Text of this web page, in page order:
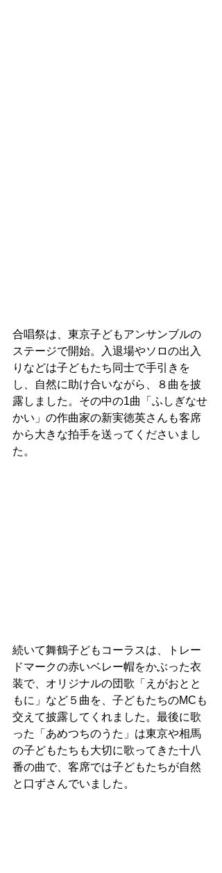
合唱祭は、東京子どもアンサンブルの
ステージで開始。入退場やソロの出入
りなどは子どもたち同士で手引きを
し、自然に助け合いながら、８曲を披
露しました。その中の1曲「ふしぎなせ
かい」の作曲家の新実徳英さんも客席
から大きな拍手を送ってくださいまし
た。
続いて舞鶴子どもコーラスは、トレー
ドマークの赤いベレー帽をかぶった衣
装で、オリジナルの団歌「えがおとと
もに」など５曲を、子どもたちのMCも
交えて披露してくれました。最後に歌
った「あめつちのうた」は東京や相馬
の子どもたちも大切に歌ってきた十八
番の曲で、客席では子どもたちが自然
と口ずさんでいました。